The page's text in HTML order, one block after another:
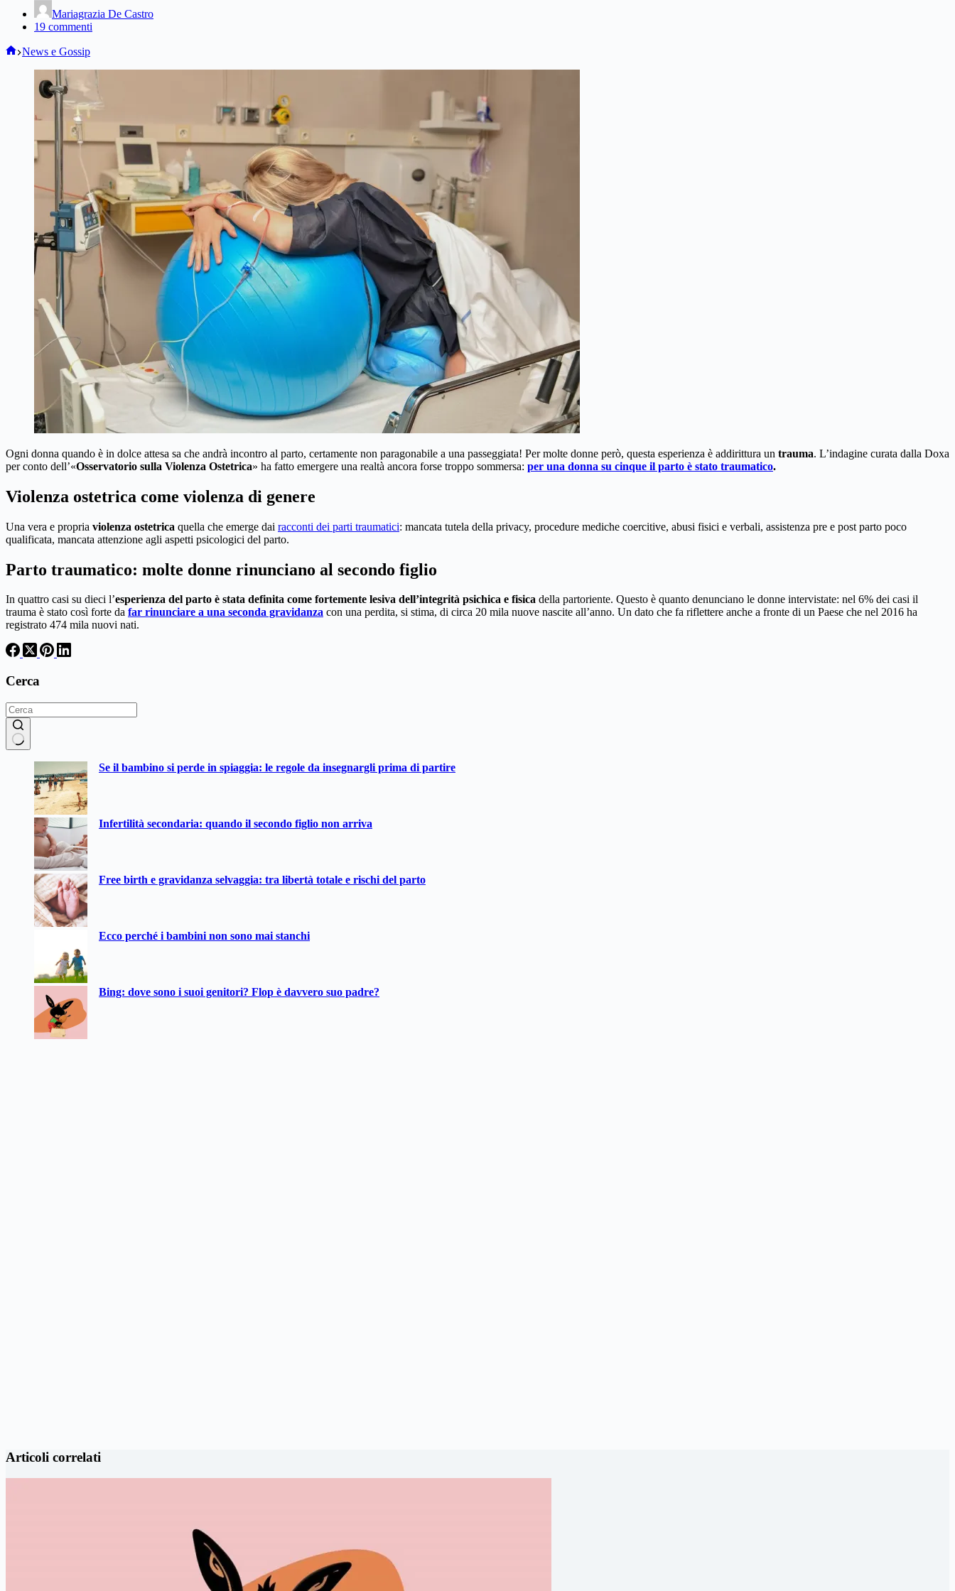
Mariagrazia De Castro
19 commenti
Home
News e Gossip
Ogni donna quando è in dolce attesa sa che andrà incontro al parto, certamente non paragonabile a una passeggiata! Per molte donne però, questa esperienza è addirittura un trauma. L’indagine curata dalla Doxa
per conto dell’«Osservatorio sulla Violenza Ostetrica» ha fatto emergere una realtà ancora forse troppo sommersa: per una donna su cinque il parto è stato traumatico.
Violenza ostetrica come violenza di genere
Una vera e propria violenza ostetrica quella che emerge dai racconti dei parti traumatici: mancata tutela della privacy, procedure mediche coercitive, abusi fisici e verbali, assistenza pre e post parto poco
qualificata, mancata attenzione agli aspetti psicologici del parto.
Parto traumatico: molte donne rinunciano al secondo figlio
In quattro casi su dieci l’esperienza del parto è stata definita come fortemente lesiva dell’integrità psichica e fisica della partoriente. Questo è quanto denunciano le donne intervistate: nel 6% dei casi il
trauma è stato così forte da far rinunciare a una seconda gravidanza con una perdita, si stima, di circa 20 mila nuove nascite all’anno. Un dato che fa riflettere anche a fronte di un Paese che nel 2016 ha
registrato 474 mila nuovi nati.
Cerca
Se il bambino si perde in spiaggia: le regole da insegnargli prima di partire
Infertilità secondaria: quando il secondo figlio non arriva
Free birth e gravidanza selvaggia: tra libertà totale e rischi del parto
Ecco perché i bambini non sono mai stanchi
Bing: dove sono i suoi genitori? Flop è davvero suo padre?
Articoli correlati